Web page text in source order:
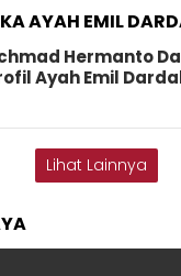
AYAH EMIL
Hermanto
Ayah Emil
Lihat Lainnya